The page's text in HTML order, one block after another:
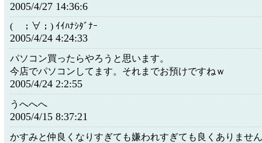
2005/4/27 14:36:6
( ；∀；) ｲｲﾊﾅｼﾀﾞﾅｰ
2005/4/24 4:24:33
パソコン買ったらやろうと思います。
今店でパソコンしてます。それまでお預けですねｗ
2005/4/24 2:2:55
うへへへ
2005/4/15 8:37:21
かすみと仲良くなりすぎても嫌われすぎても良くありませ